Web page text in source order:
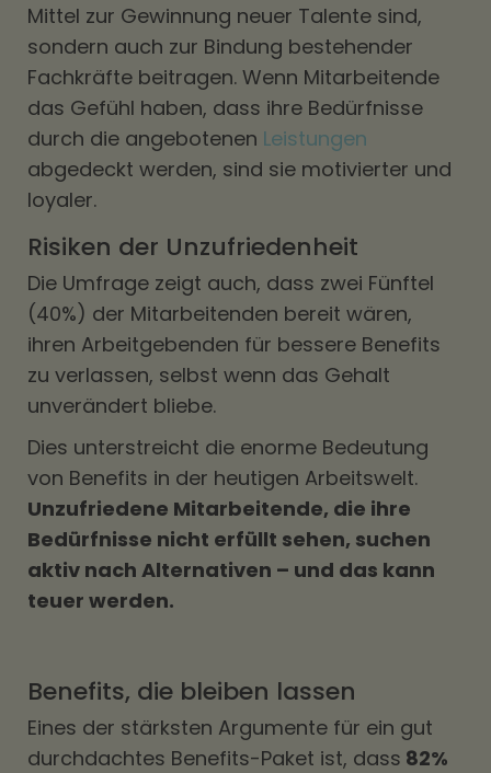
Mittel zur Gewinnung neuer Talente sind,
sondern auch zur Bindung bestehender
Fachkräfte beitragen. Wenn Mitarbeitende
das Gefühl haben, dass ihre Bedürfnisse
durch die angebotenen Leistungen
abgedeckt werden, sind sie motivierter und
loyaler.
Risiken der Unzufriedenheit
Die Umfrage zeigt auch, dass zwei Fünftel
(40%) der Mitarbeitenden bereit wären,
ihren Arbeitgebenden für bessere Benefits
zu verlassen, selbst wenn das Gehalt
unverändert bliebe.
Dies unterstreicht die enorme Bedeutung
von Benefits in der heutigen Arbeitswelt.
Unzufriedene Mitarbeitende, die ihre
Bedürfnisse nicht erfüllt sehen, suchen
aktiv nach Alternativen – und das kann
teuer werden.
Benefits, die bleiben lassen
Eines der stärksten Argumente für ein gut
durchdachtes Benefits-Paket ist, dass 82%